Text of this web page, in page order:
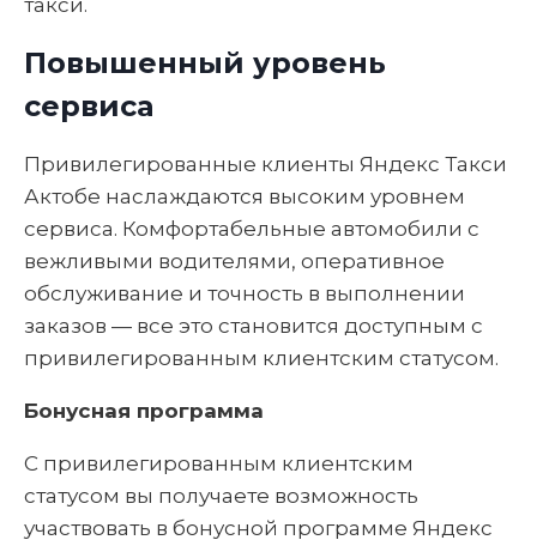
Повышенный уровень
сервиса
Привилегированные клиенты Яндекс Такси
Актобе наслаждаются высоким уровнем
сервиса. Комфортабельные автомобили с
вежливыми водителями, оперативное
обслуживание и точность в выполнении
заказов — все это становится доступным с
привилегированным клиентским статусом.
Бонусная программа
С привилегированным клиентским
статусом вы получаете возможность
участвовать в бонусной программе Яндекс